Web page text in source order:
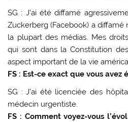
SG : J’ai été diffamé
Zuckerberg (Facebook) a
la plupart des médias. Mes
qui sont dans la Constitution
aspect important de la vie
FS : Est-ce exact que vous avez
SG : J’ai été licenciée des
médecin urgentiste.
FS : Comment voyez-vous